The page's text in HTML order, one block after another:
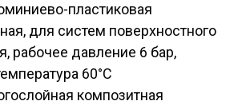
пластиковая
для систем поверхностного
рабочее давление 6 бар,
60°С
композитная